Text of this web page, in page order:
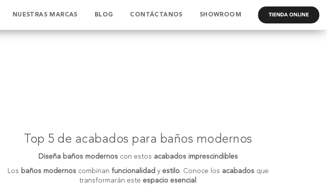
NUESTRAS MARCAS BLOG CONTÁCTANOS SHOWROOM .
Top 5 de acabados para baños modernos
Diseña baños modernos con estos acabados imprescindibles
Los baños modernos combinan funcionalidad y estilo. Conoce los acabados que
transformarán este espacio esencial :